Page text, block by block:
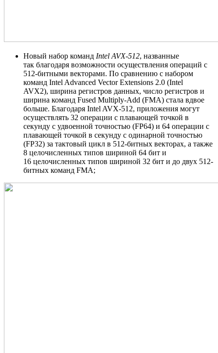
Новый набор команд Intel AVX-512, названные
так благодаря возможности осуществления операций с
512-битными векторами. По сравнению с набором
команд Intel Advanced Vector Extensions 2.0 (Intel
AVX2), ширина регистров данных, число регистров и
ширина команд Fused Multiply-Add (FMA) стала вдвое
больше. Благодаря Intel AVX-512, приложения могут
осуществлять 32 операции с плавающей точкой в
секунду с удвоенной точностью (FP64) и 64 операции с
плавающей точкой в секунду с одинарной точностью
(FP32) за тактовый цикл в 512-битных векторах, а также
8 целочисленных типов шириной 64 бит и
16 целочисленных типов шириной 32 бит и до двух 512-
битных команд FMA;